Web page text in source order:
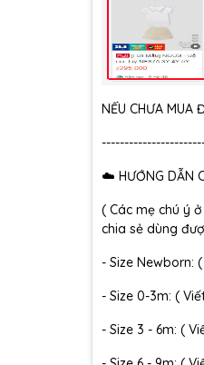
NẾU CHƯA MUA
☁️ HƯỚNG DẪN
( Các mẹ chú ý
chia sẻ dùng
- Size Newborn:
- Size 0-3m: (
- Size 3 - 6m: (